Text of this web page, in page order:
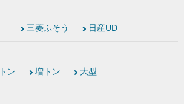
三菱ふそう 日産UD
ン 増トン 大型